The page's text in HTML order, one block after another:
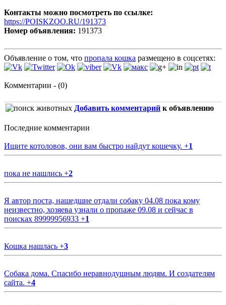
Контакты можно посмотреть по ссылке:
https://POISKZOO.RU/191373
Номер объявления: 191373
Объявление о том, что пропала кошка размещено в соцсетях:
Комментарии - (0)
Добавить комментарий к объявлению
Последние комментарии
Ищите котоловов, они вам быстро найдут кошечку. +1
пока не нашлись +2
Я автор поста, нашедшие отдали собаку 04.08 пока кому
неизвестно, хозяева узнали о пропаже 09.08 и сейчас в
поисках 89999956933 +1
Кошка нашлась +3
Собака дома. Спасибо неравнодушным людям. И создателям
сайта. +4